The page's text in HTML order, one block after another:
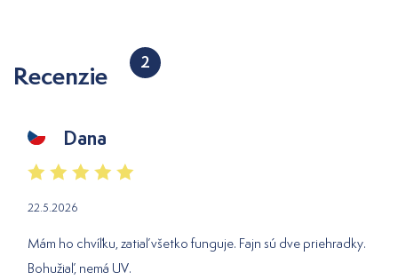
Recenzie 2
Dana
22.5.2026
Mám ho chvíľku, zatiaľ všetko funguje. Fajn sú dve priehradky.
Bohužiaľ, nemá UV.